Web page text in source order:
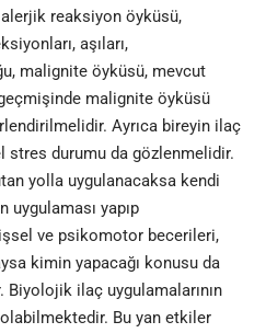
reaksiyon öyküsü,
aşıları,
malignite öyküsü, mevcut
malignite öyküsü
Ayrıca bireyin ilaç
durumu da gözlenmelidir.
yolla uygulanacaksa kendi
uygulaması yapıp
ve psikomotor becerileri,
kimin yapacağı konusu da
ilaç uygulamalarının
Bu yan etkiler